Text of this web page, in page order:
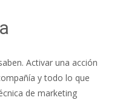
Activar una acción
y todo lo que
de marketing